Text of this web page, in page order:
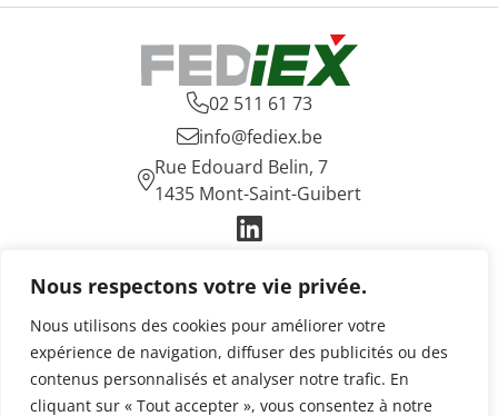
Nous respectons votre vie privée.
Nous utilisons des cookies pour améliorer votre
expérience de navigation, diffuser des publicités ou des
contenus personnalisés et analyser notre trafic. En
cliquant sur « Tout accepter », vous consentez à notre
02 511 61 73
info@fediex.be

Rue Edouard Belin, 7
1435 Mont-Saint-Guibert

Une industrie essentielle
Nos enjeux
Actualités
Publications
Contact